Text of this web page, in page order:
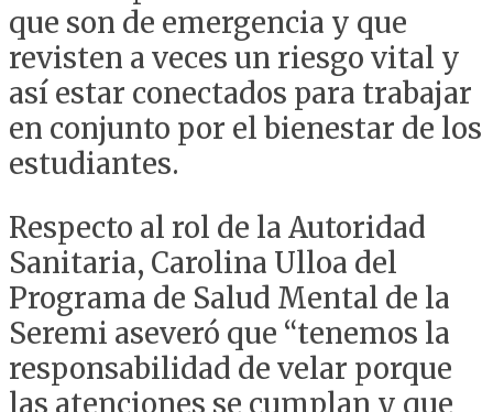
que son de emergencia y que
revisten a veces un riesgo vital y
así estar conectados para trabajar
en conjunto por el bienestar de los
estudiantes.
Respecto al rol de la Autoridad
Sanitaria, Carolina Ulloa del
Programa de Salud Mental de la
Seremi aseveró que “tenemos la
responsabilidad de velar porque
las atenciones se cumplan y que